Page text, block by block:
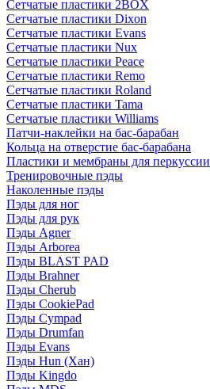
Сетчатые пластики 2BOX
Сетчатые пластики Dixon
Сетчатые пластики Evans
Сетчатые пластики Nux
Сетчатые пластики Peace
Сетчатые пластики Remo
Сетчатые пластики Roland
Сетчатые пластики Tama
Сетчатые пластики Williams
Патчи-наклейки на бас-барабан
Кольца на отверстие бас-барабана
Пластики и мембраны для перкуссии
Тренировочные пэды
Наколенные пэды
Пэды для ног
Пэды для рук
Пэды Agner
Пэды Arborea
Пэды BLAST PAD
Пэды Brahner
Пэды Cherub
Пэды CookiePad
Пэды Cympad
Пэды Drumfan
Пэды Evans
Пэды Hun (Хан)
Пэды Kingdo